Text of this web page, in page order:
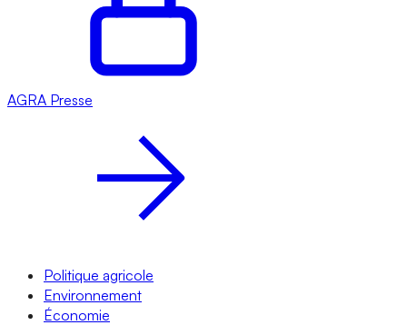
AGRA Presse
Politique agricole
Environnement
Économie